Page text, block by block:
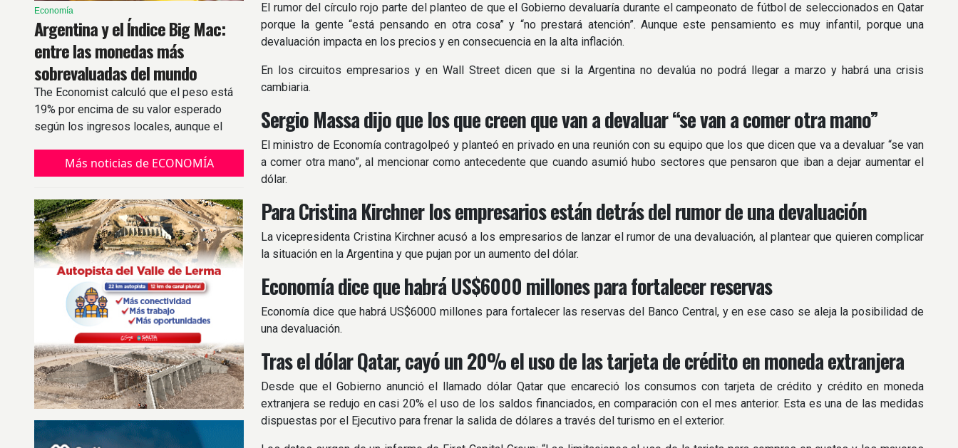
Economía
Argentina y el Índice Big Mac:
entre las monedas más
sobrevaluadas del mundo
The Economist calculó que el peso está
19% por encima de su valor esperado
según los ingresos locales, aunque el
del 5%.Más noticias de ECONOMÍA
El rumor del círculo rojo parte del planteo de que el Gobierno devaluaría durante el campeonato de fútbol de seleccionados en Qatar
porque la gente “está pensando en otra cosa” y “no prestará atención”. Aunque este pensamiento es muy infantil, porque una
devaluación impacta en los precios y en consecuencia en la alta inflación.
En los circuitos empresarios y en Wall Street dicen que si la Argentina no devalúa no podrá llegar a marzo y habrá una crisis
cambiaria.
Sergio Massa dijo que los que creen que van a devaluar “se van a comer otra mano”
El ministro de Economía contragolpeó y planteó en privado en una reunión con su equipo que los que dicen que va a devaluar “se van
a comer otra mano”, al mencionar como antecedente que cuando asumió hubo sectores que pensaron que iban a dejar aumentar el
dólar.
Para Cristina Kirchner los empresarios están detrás del rumor de una devaluación
La vicepresidenta Cristina Kirchner acusó a los empresarios de lanzar el rumor de una devaluación, al plantear que quieren complicar
la situación en la Argentina y que pujan por un aumento del dólar.
Economía dice que habrá US$6000 millones para fortalecer reservas
Economía dice que habrá US$6000 millones para fortalecer las reservas del Banco Central, y en ese caso se aleja la posibilidad de
una devaluación.
Tras el dólar Qatar, cayó un 20% el uso de las tarjeta de crédito en moneda extranjera
Desde que el Gobierno anunció el llamado dólar Qatar que encareció los consumos con tarjeta de crédito y crédito en moneda
extranjera se redujo en casi 20% el uso de los saldos financiados, en comparación con el mes anterior. Esta es una de las medidas
dispuestas por el Ejecutivo para frenar la salida de dólares a través del turismo en el exterior.